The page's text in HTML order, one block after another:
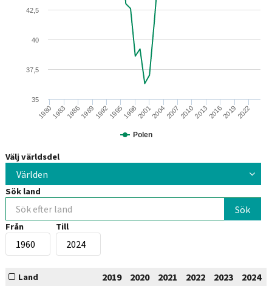
Polen
198019831986198919921995199820012004200720102013201620192022
35
37,5
40
42,5
Välj världsdel
Världen
Sök land
Från Till
Land 2019 2020 2021 2022 2023 2024